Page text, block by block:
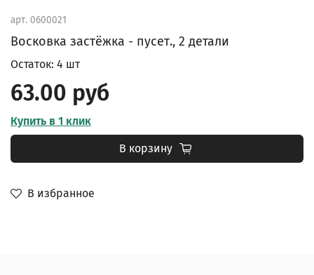
арт. 0600021
Восковка застёжка - пусет., 2 детали
В избранное
Остаток: 4 шт
63.00 руб
Купить в 1 клик
В корзину